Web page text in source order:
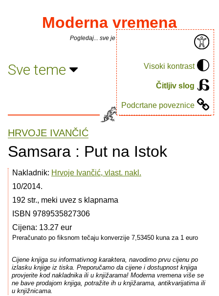
Visoki kontrast
Čitljiv slog
Podcrtane poveznice
Moderna vremena
Pogledaj... sve je puno knjiga.
Sve teme
HRVOJE IVANČIĆ
Samsara : Put na Istok
Nakladnik: Hrvoje Ivančić, vlast. nakl.
10/2014.
192 str., meki uvez s klapnama
ISBN 9789535827306
Cijena: 13.27 eur
Preračunato po fiksnom tečaju konverzije 7,53450 kuna za 1 euro
Cijene knjiga su informativnog karaktera, navodimo prvu cijenu po
izlasku knjige iz tiska. Preporučamo da cijene i dostupnost knjiga
provjerite kod nakladnika ili u knjižarama! Moderna vremena više se
ne bave prodajom knjiga, potražite ih u knjižarama, antikvarijatima ili
u knjižnicama.